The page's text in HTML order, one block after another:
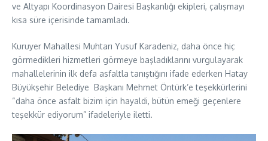
ve Altyapı Koordinasyon Dairesi Başkanlığı ekipleri, çalışmayı
kısa süre içerisinde tamamladı.
Kuruyer Mahallesi Muhtarı Yusuf Karadeniz, daha önce hiç
görmedikleri hizmetleri görmeye başladıklarını vurgulayarak
mahallelerinin ilk defa asfaltla tanıştığını ifade ederken Hatay
Büyükşehir Belediye Başkanı Mehmet Öntürk’e teşekkürlerini
“daha önce asfalt bizim için hayaldi, bütün emeği geçenlere
teşekkür ediyorum” ifadeleriyle iletti.